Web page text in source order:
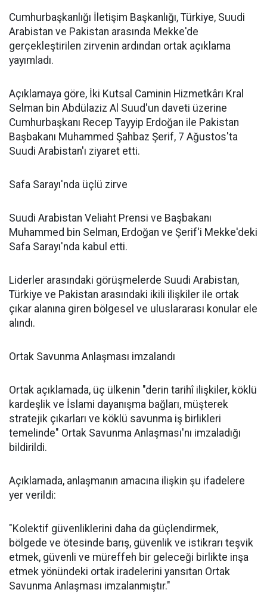
Cumhurbaşkanlığı İletişim Başkanlığı, Türkiye, Suudi
Arabistan ve Pakistan arasında Mekke'de
gerçekleştirilen zirvenin ardından ortak açıklama
yayımladı.
Açıklamaya göre, İki Kutsal Caminin Hizmetkârı Kral
Selman bin Abdülaziz Al Suud'un daveti üzerine
Cumhurbaşkanı Recep Tayyip Erdoğan ile Pakistan
Başbakanı Muhammed Şahbaz Şerif, 7 Ağustos'ta
Suudi Arabistan'ı ziyaret etti.
Safa Sarayı'nda üçlü zirve
Suudi Arabistan Veliaht Prensi ve Başbakanı
Muhammed bin Selman, Erdoğan ve Şerif'i Mekke'deki
Safa Sarayı'nda kabul etti.
Liderler arasındaki görüşmelerde Suudi Arabistan,
Türkiye ve Pakistan arasındaki ikili ilişkiler ile ortak
çıkar alanına giren bölgesel ve uluslararası konular ele
alındı.
Ortak Savunma Anlaşması imzalandı
Ortak açıklamada, üç ülkenin "derin tarihî ilişkiler, köklü
kardeşlik ve İslami dayanışma bağları, müşterek
stratejik çıkarları ve köklü savunma iş birlikleri
temelinde" Ortak Savunma Anlaşması'nı imzaladığı
bildirildi.
Açıklamada, anlaşmanın amacına ilişkin şu ifadelere
yer verildi:
"Kolektif güvenliklerini daha da güçlendirmek,
bölgede ve ötesinde barış, güvenlik ve istikrarı teşvik
etmek, güvenli ve müreffeh bir geleceği birlikte inşa
etmek yönündeki ortak iradelerini yansıtan Ortak
Savunma Anlaşması imzalanmıştır."